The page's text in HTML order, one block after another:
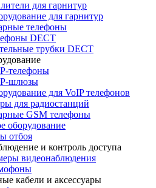
для гарнитур
для гарнитур
телефоны
DECT
трубки DECT
телефоны
шлюзы
для VoIP телефонов
для радиостанций
GSM телефоны
оборудование
отбоя
и контроль доступа
видеонаблюдения
кабели и аксессуары